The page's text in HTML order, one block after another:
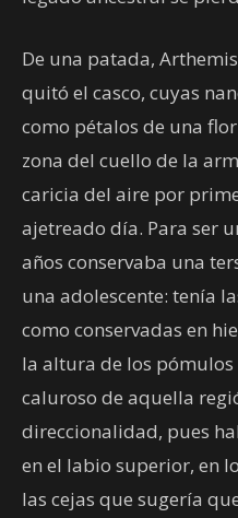
De una patada,
quitó el casco, cuyas
como pétalos de una
zona del cuello de la
caricia del aire por
ajetreado día. Para ser
años conservaba una
una adolescente: tenía
como conservadas en
la altura de los pómulos
caluroso de aquella
direccionalidad, pues
en el labio superior, en
las cejas que sugería